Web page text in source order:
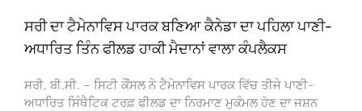
ਸਰੀ ਦਾ ਟੈਮੇਨਾਵਿਸ ਪਾਰਕ ਬਣਿਆ ਕੈਨੇਡਾ ਦਾ ਪਹਿਲਾ ਪਾਣੀ-
ਅਧਾਰਿਤ ਤਿੰਨ ਫੀਲਡ ਹਾਕੀ ਮੈਦਾਨਾਂ ਵਾਲਾ ਕੰਪਲੈਕਸ
ਸਰੀ, ਬੀ.ਸੀ. – ਸਿਟੀ ਕੌਂਸਲ ਨੇ ਟੈਮੇਨਾਵਿਸ ਪਾਰਕ ਵਿੱਚ ਤੀਜੇ ਪਾਣੀ-
ਅਧਾਰਿਤ ਸਿੰਥੈਟਿਕ ਟਰਫ਼ ਫੀਲਡ ਦਾ ਨਿਰਮਾਣ ਮੁਕੰਮਲ ਹੋਣ ਦਾ ਜਸ਼ਨ